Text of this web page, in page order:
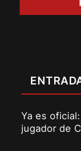
Ya es
jugador de